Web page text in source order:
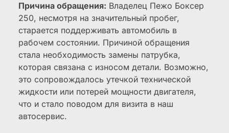
Причина обращения: Владелец Пежо Боксер
250, несмотря на значительный пробег,
старается поддерживать автомобиль в
рабочем состоянии. Причиной обращения
стала необходимость замены патрубка,
которая связана с износом детали. Возможно,
это сопровождалось утечкой технической
жидкости или потерей мощности двигателя,
что и стало поводом для визита в наш
автосервис.